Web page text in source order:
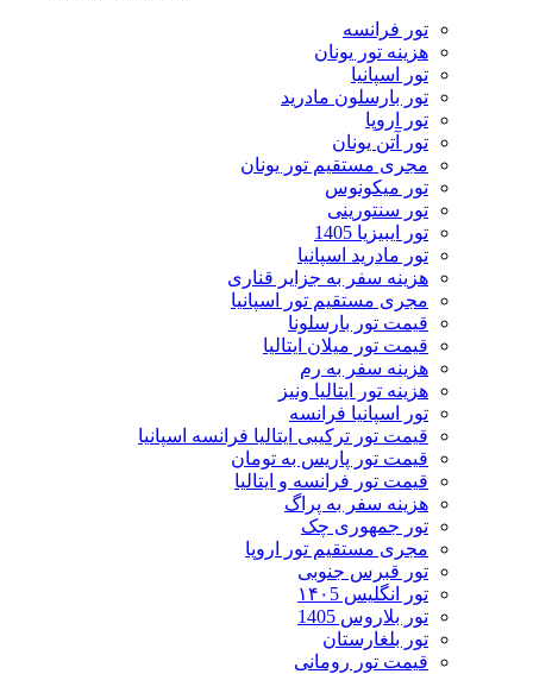
تور فرانسه
هزینه تور یونان
تور اسپانیا
تور بارسلون مادرید
تور اروپا
تور آتن یونان
مجری مستقیم تور یونان
تور میکونوس
تور سنتورینی
تور ایبیزیا 1405
تور مادرید اسپانیا
هزینه سفر به جزایر قناری
مجری مستقیم تور اسپانیا
قیمت تور بارسلونا
قیمت تور میلان ایتالیا
هزینه سفر به رم
هزینه تور ایتالیا ونیز
تور اسپانیا فرانسه
قیمت تور ترکیبی ایتالیا فرانسه اسپانیا
قیمت تور پاریس به تومان
قیمت تور فرانسه و ایتالیا
هزینه سفر به پراگ
تور جمهوری چک
مجری مستقیم تور اروپا
تور قبرس جنوبی
تور انگلیس ۱۴۰5
تور بلاروس 1405
تور بلغارستان
قیمت تور رومانی